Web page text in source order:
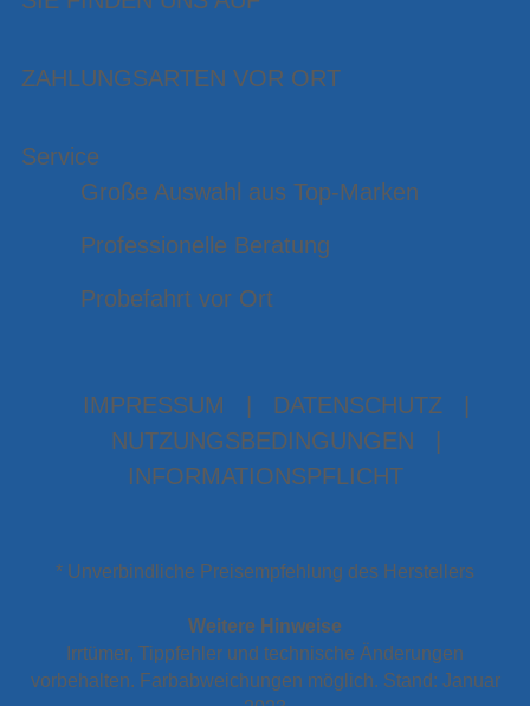
ZAHLUNGSARTEN VOR ORT
Service
Große Auswahl aus Top-Marken
Professionelle Beratung
Probefahrt vor Ort
IMPRESSUM DATENSCHUTZ
NUTZUNGSBEDINGUNGEN
INFORMATIONSPFLICHT
* Unverbindliche Preisempfehlung des Herstellers
Weitere Hinweise
Irrtümer, Tippfehler und technische Änderungen
vorbehalten. Farbabweichungen möglich. Stand: Januar